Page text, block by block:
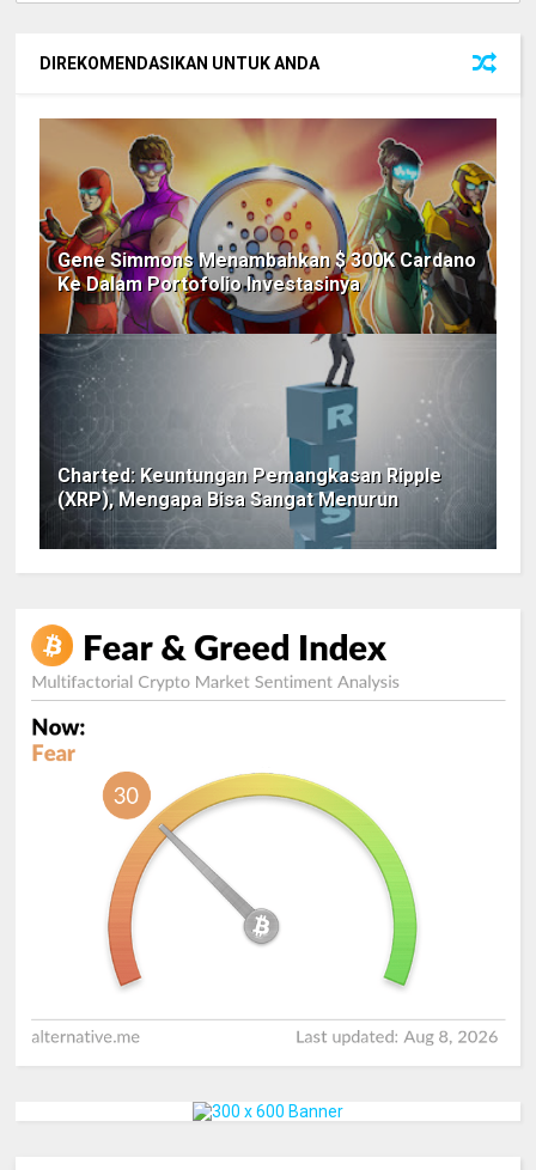
DIREKOMENDASIKAN UNTUK ANDA
Gene Simmons Menambahkan $ 300K Cardano
Ke Dalam Portofolio Investasinya
Charted: Keuntungan Pemangkasan Ripple
(XRP), Mengapa Bisa Sangat Menurun